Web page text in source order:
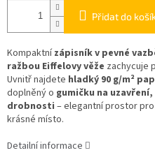
Přidat do
Kompaktnízápisník v pevné
ražbou Eiffelovy věže zachycuje
Uvnitř najdete hladký 90 g/m²
doplněný o gumičku na
drobnosti – elegantní prostor
krásné místo.
Detailní informace